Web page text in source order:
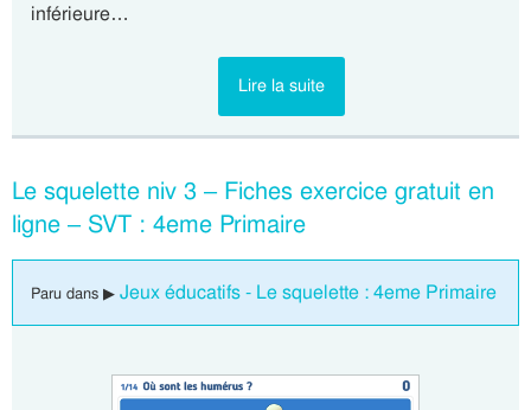
inférieure…
Lire la suite
Le squelette niv 3 – Fiches exercice gratuit en
ligne – SVT : 4eme Primaire
Paru dans ▶ Jeux éducatifs - Le squelette : 4eme Primaire